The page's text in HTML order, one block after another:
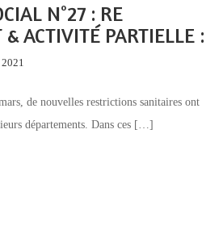
N°27 : RE
ACTIVITÉ PARTIELLE :
de nouvelles restrictions sanitaires ont
départements. Dans ces […]